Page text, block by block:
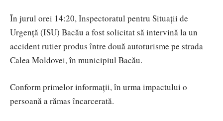
În jurul orei 14:20, Inspectoratul pentru Situații de
Urgență (ISU) Bacău a fost solicitat să intervină la un
accident rutier produs între două autoturisme pe strada
Calea Moldovei, în municipiul Bacău.
Conform primelor informații, în urma impactului o
persoană a rămas încarcerată.